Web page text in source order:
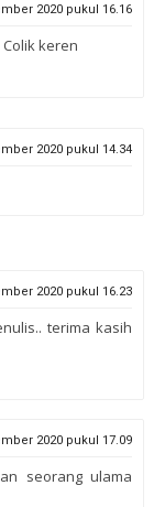
2020 pukul 16.16
keren
2020 pukul 14.34
2020 pukul 16.23
terima kasih
2020 pukul 17.09
seorang ulama